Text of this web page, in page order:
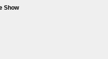
Show